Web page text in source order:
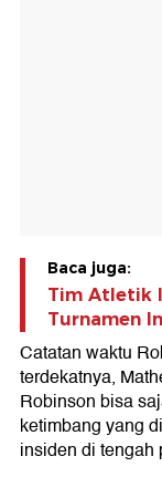
Baca juga:
Tim Atletik
Turnamen
Catatan waktu
terdekatnya,
Robinson bisa
ketimbang yang
insiden di tengah